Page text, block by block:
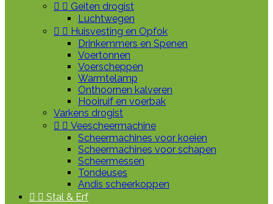
  Geiten drogist
Luchtwegen
  Huisvesting en Opfok
Drinkemmers en Spenen
Voertonnen
Voerscheppen
Warmtelamp
Onthoornen kalveren
Hooiruif en voerbak
Varkens drogist
  Veescheermachine
Scheermachines voor koeien
Scheermachines voor schapen
Scheermessen
Tondeuses
Andis scheerkoppen
  Stal & Erf